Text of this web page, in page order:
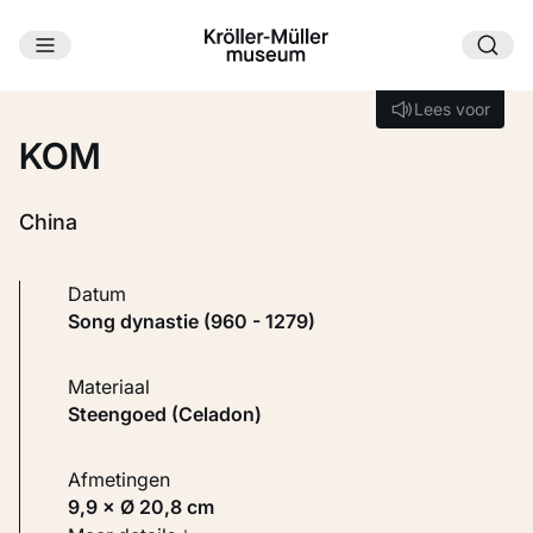
Ga naar hoofdinhoud
Lees voor
Lees voor
KOM
China
Datum
Song dynastie (960 - 1279)
Materiaal
Steengoed (Celadon)
Afmetingen
9,9 × Ø 20,8 cm